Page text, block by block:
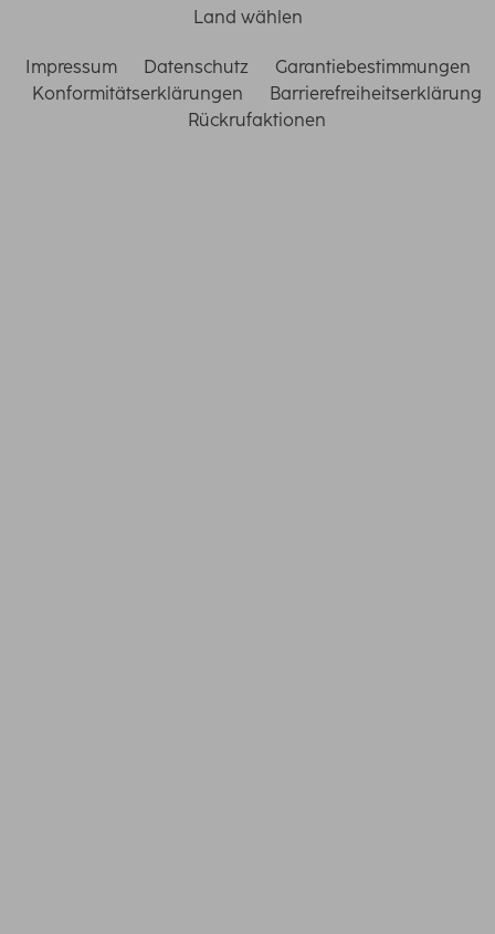
Land wählen
Impressum Datenschutz
Garantiebestimmungen
Konformitätserklärungen
Barrierefreiheitserklärung
Rückrufaktionen